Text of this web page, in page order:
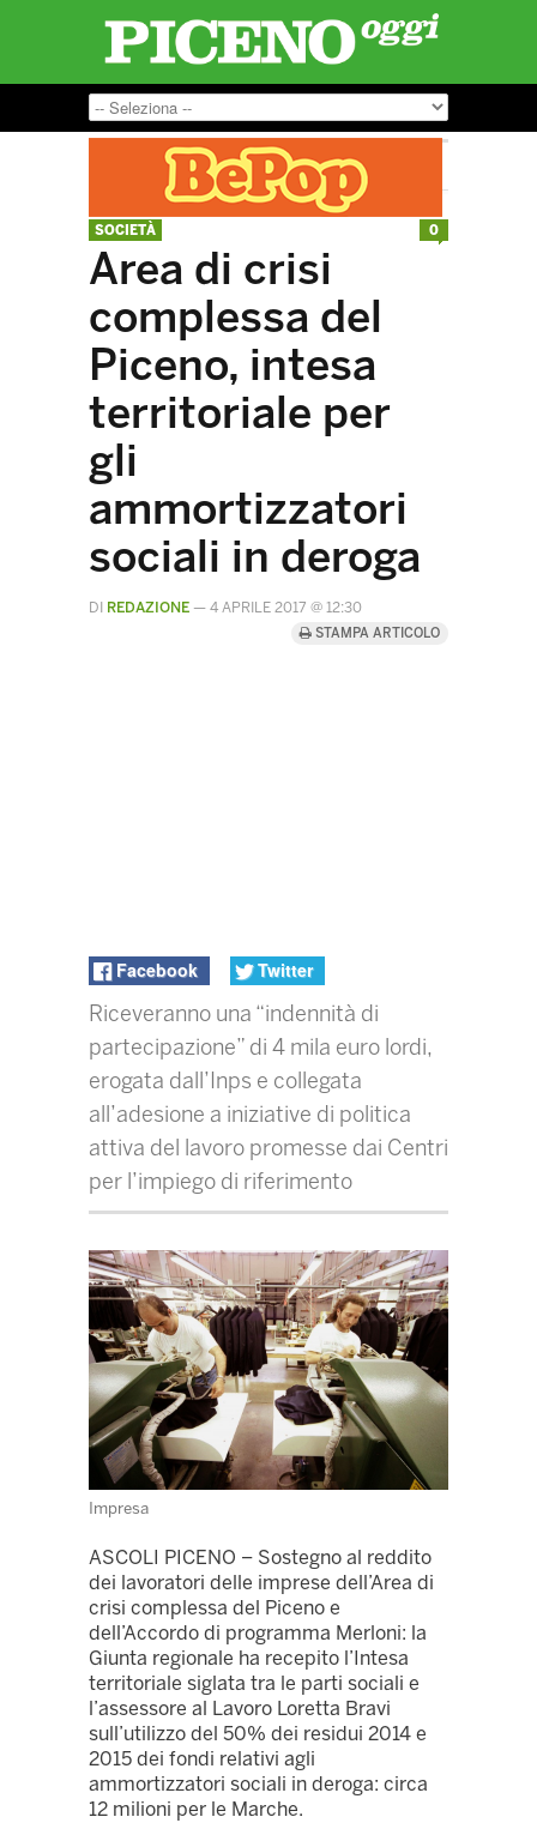
SOCIETÀ
Area di crisi
complessa del
Piceno, intesa
territoriale per
gli
ammortizzatori
sociali in deroga
DI REDAZIONE — 4 APRILE 2017 @ 12:30
STAMPA ARTICOLO
Facebook Twitter
Riceveranno una “indennità di
partecipazione” di 4 mila euro lordi,
erogata dall’Inps e collegata
all’adesione a iniziative di politica
attiva del lavoro promesse dai Centri
per l’impiego di riferimento
Impresa
ASCOLI PICENO – Sostegno al reddito
dei lavoratori delle imprese dell’Area di
crisi complessa del Piceno e
dell’Accordo di programma Merloni: la
Giunta regionale ha recepito l’Intesa
territoriale siglata tra le parti sociali e
l’assessore al Lavoro Loretta Bravi
sull’utilizzo del 50% dei residui 2014 e
2015 dei fondi relativi agli
ammortizzatori sociali in deroga: circa
12 milioni per le Marche.
0